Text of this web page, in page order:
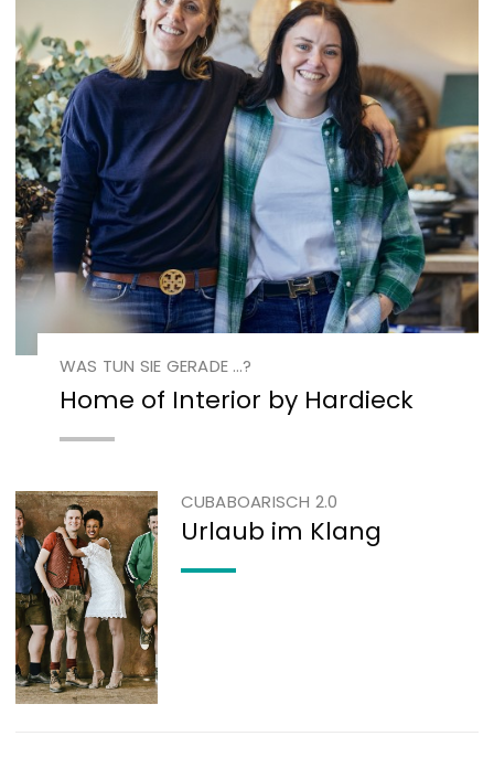
WAS TUN SIE GERADE …?
Home of Interior by Hardieck
CUBABOARISCH 2.0
Urlaub im Klang